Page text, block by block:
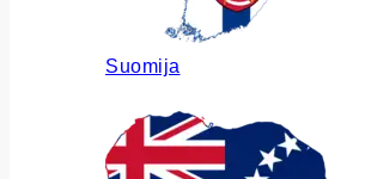
Suomija